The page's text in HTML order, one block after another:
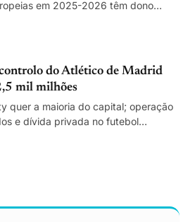
em 2025-2026 têm dono
norte‑americano. Premier
do Atlético de Madrid
mil milhões
quer a maioria do capital; operação
e dívida privada no futebol